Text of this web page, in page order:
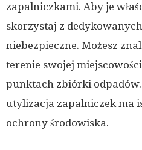
zapalniczkami. Aby je
skorzystaj z
niebezpieczne. Możesz
terenie swojej
punktach zbiórki
utylizacja zapalniczek ma
ochrony środowiska.